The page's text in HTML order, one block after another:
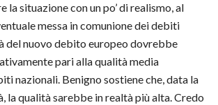
la situazione con un po’ di realismo, al
messa in comunione dei debiti
del nuovo debito europeo dovrebbe
pari alla qualità media
nazionali. Benigno sostiene che, data la
la qualità sarebbe in realtà più alta. Credo